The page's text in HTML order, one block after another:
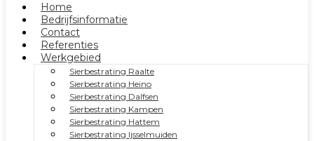
Home
Bedrijfsinformatie
Contact
Referenties
Werkgebied
Sierbestrating Raalte
Sierbestrating Heino
Sierbestrating Dalfsen
Sierbestrating Kampen
Sierbestrating Hattem
Sierbestrating Ijsselmuiden